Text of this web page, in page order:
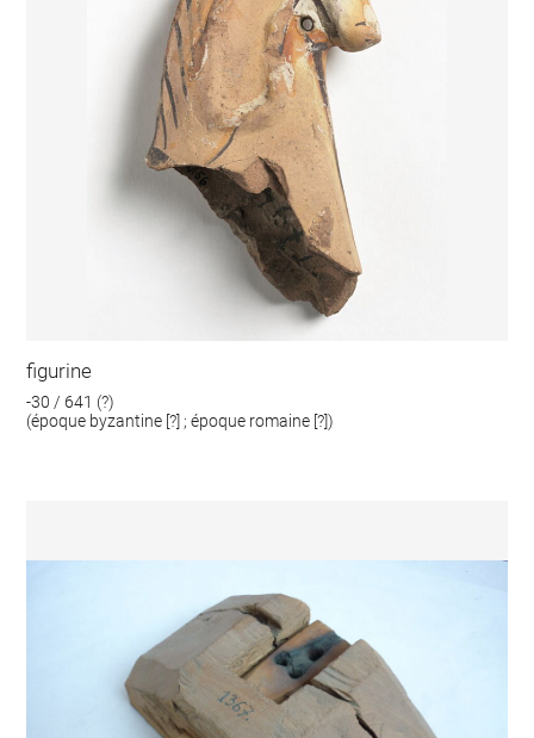
figurine
-30 / 641 (?)
(époque byzantine [?] ; époque romaine [?])